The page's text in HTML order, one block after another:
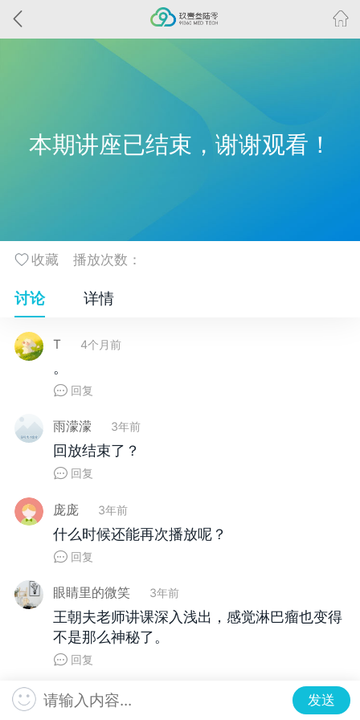
本期讲座已结束，谢谢观看！
收藏 播放次数：
讨论 详情
T 4个月前
。
回复
雨濛濛 3年前
回放结束了？
回复
庞庞 3年前
什么时候还能再次播放呢？
回复
眼睛里的微笑 3年前
王朝夫老师讲课深入浅出，感觉淋巴瘤也变得
不是那么神秘了。
回复
发送